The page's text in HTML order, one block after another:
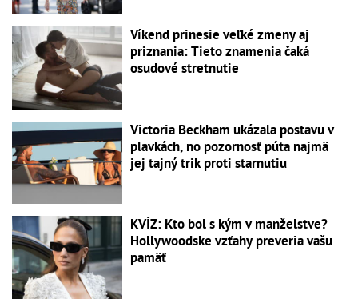
Víkend prinesie veľké zmeny aj
priznania: Tieto znamenia čaká
osudové stretnutie
Victoria Beckham ukázala postavu v
plavkách, no pozornosť púta najmä
jej tajný trik proti starnutiu
KVÍZ: Kto bol s kým v manželstve?
Hollywoodske vzťahy preveria vašu
pamäť